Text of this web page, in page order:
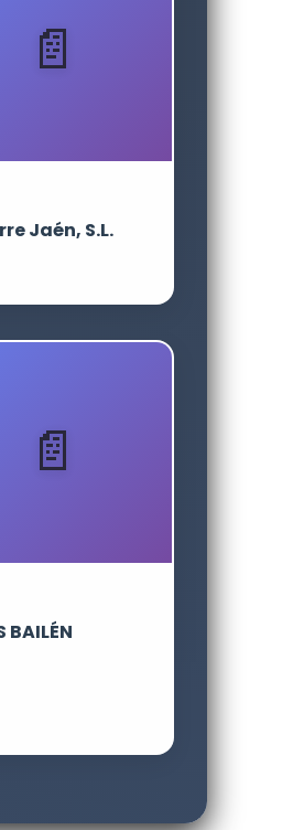
Jaén, S.L.
BAILÉN